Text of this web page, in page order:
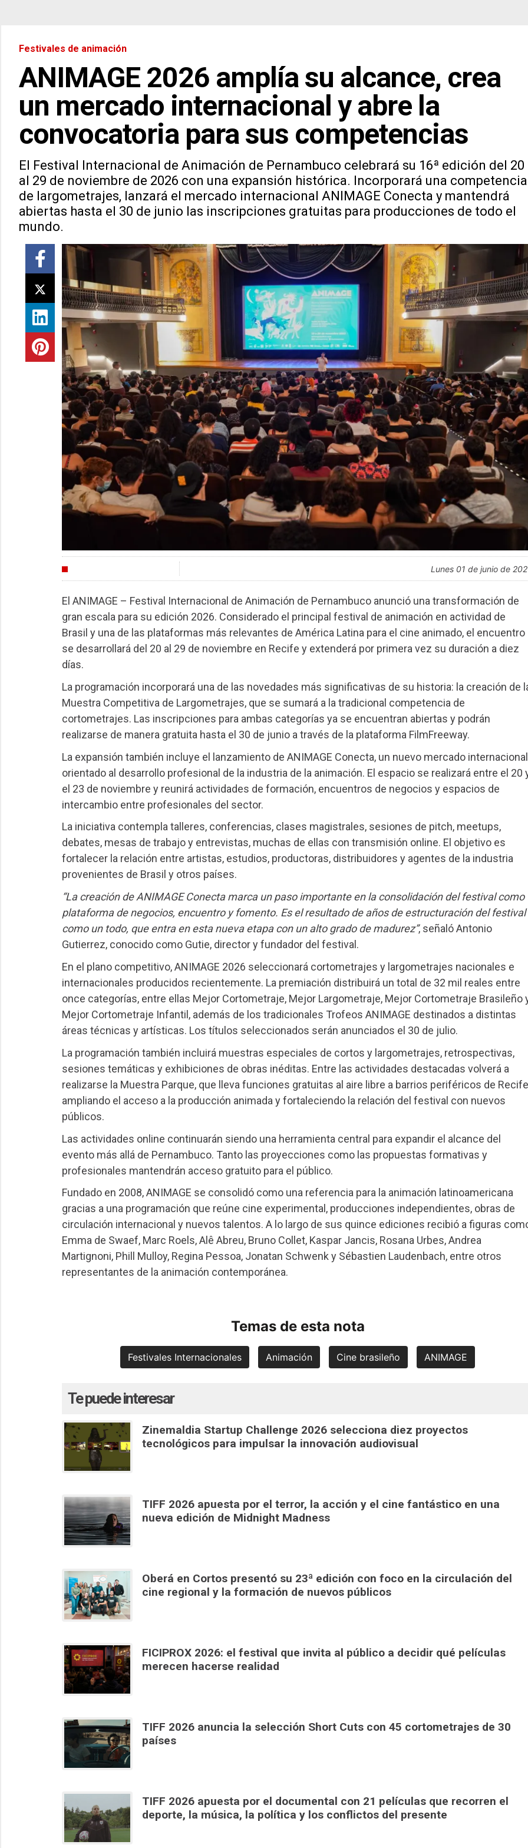
Festivales de animación
ANIMAGE 2026 amplía su alcance, crea
un mercado internacional y abre la
convocatoria para sus competencias
El Festival Internacional de Animación de Pernambuco celebrará su 16ª edición del 20
al 29 de noviembre de 2026 con una expansión histórica. Incorporará una competencia
de largometrajes, lanzará el mercado internacional ANIMAGE Conecta y mantendrá
abiertas hasta el 30 de junio las inscripciones gratuitas para producciones de todo el
mundo.
lunes 01 de junio de
El ANIMAGE – Festival Internacional de Animación de Pernambuco anunció una transformación de
gran escala para su edición 2026. Considerado el principal festival de animación en actividad de
Brasil y una de las plataformas más relevantes de América Latina para el cine animado, el encuentro
se desarrollará del 20 al 29 de noviembre en Recife y extenderá por primera vez su duración a diez
días.
La programación incorporará una de las novedades más significativas de su historia: la creación de
Muestra Competitiva de Largometrajes, que se sumará a la tradicional competencia de
cortometrajes. Las inscripciones para ambas categorías ya se encuentran abiertas y podrán
realizarse de manera gratuita hasta el 30 de junio a través de la plataforma FilmFreeway.
La expansión también incluye el lanzamiento de ANIMAGE Conecta, un nuevo mercado internacional
orientado al desarrollo profesional de la industria de la animación. El espacio se realizará entre el 20
el 23 de noviembre y reunirá actividades de formación, encuentros de negocios y espacios de
intercambio entre profesionales del sector.
La iniciativa contempla talleres, conferencias, clases magistrales, sesiones de pitch, meetups,
debates, mesas de trabajo y entrevistas, muchas de ellas con transmisión online. El objetivo es
fortalecer la relación entre artistas, estudios, productoras, distribuidores y agentes de la industria
provenientes de Brasil y otros países.
“La creación de ANIMAGE Conecta marca un paso importante en la consolidación del festival como
plataforma de negocios, encuentro y fomento. Es el resultado de años de estructuración del festival
como un todo, que entra en esta nueva etapa con un alto grado de madurez”, señaló Antonio
Gutierrez, conocido como Gutie, director y fundador del festival.
En el plano competitivo, ANIMAGE 2026 seleccionará cortometrajes y largometrajes nacionales e
internacionales producidos recientemente. La premiación distribuirá un total de 32 mil reales entre
once categorías, entre ellas Mejor Cortometraje, Mejor Largometraje, Mejor Cortometraje Brasileño
Mejor Cortometraje Infantil, además de los tradicionales Trofeos ANIMAGE destinados a distintas
áreas técnicas y artísticas. Los títulos seleccionados serán anunciados el 30 de julio.
La programación también incluirá muestras especiales de cortos y largometrajes, retrospectivas,
sesiones temáticas y exhibiciones de obras inéditas. Entre las actividades destacadas volverá a
realizarse la Muestra Parque, que lleva funciones gratuitas al aire libre a barrios periféricos de
ampliando el acceso a la producción animada y fortaleciendo la relación del festival con nuevos
públicos.
Las actividades online continuarán siendo una herramienta central para expandir el alcance del
evento más allá de Pernambuco. Tanto las proyecciones como las propuestas formativas y
profesionales mantendrán acceso gratuito para el público.
Fundado en 2008, ANIMAGE se consolidó como una referencia para la animación latinoamericana
gracias a una programación que reúne cine experimental, producciones independientes, obras de
circulación internacional y nuevos talentos. A lo largo de sus quince ediciones recibió a figuras
Emma de Swaef, Marc Roels, Alê Abreu, Bruno Collet, Kaspar Jancis, Rosana Urbes, Andrea
Martignoni, Phill Mulloy, Regina Pessoa, Jonatan Schwenk y Sébastien Laudenbach, entre otros
representantes de la animación contemporánea.
Temas de esta nota
Festivales Internacionales Animación Cine brasileño ANIMAGE
Te puede interesar
Zinemaldia Startup Challenge 2026 selecciona diez proyectos
tecnológicos para impulsar la innovación audiovisual
TIFF 2026 apuesta por el terror, la acción y el cine fantástico en una
nueva edición de Midnight Madness
Oberá en Cortos presentó su 23ª edición con foco en la circulación del
cine regional y la formación de nuevos públicos
FICIPROX 2026: el festival que invita al público a decidir qué películas
merecen hacerse realidad
TIFF 2026 anuncia la selección Short Cuts con 45 cortometrajes de 30
países
TIFF 2026 apuesta por el documental con 21 películas que recorren el
deporte, la música, la política y los conflictos del presente